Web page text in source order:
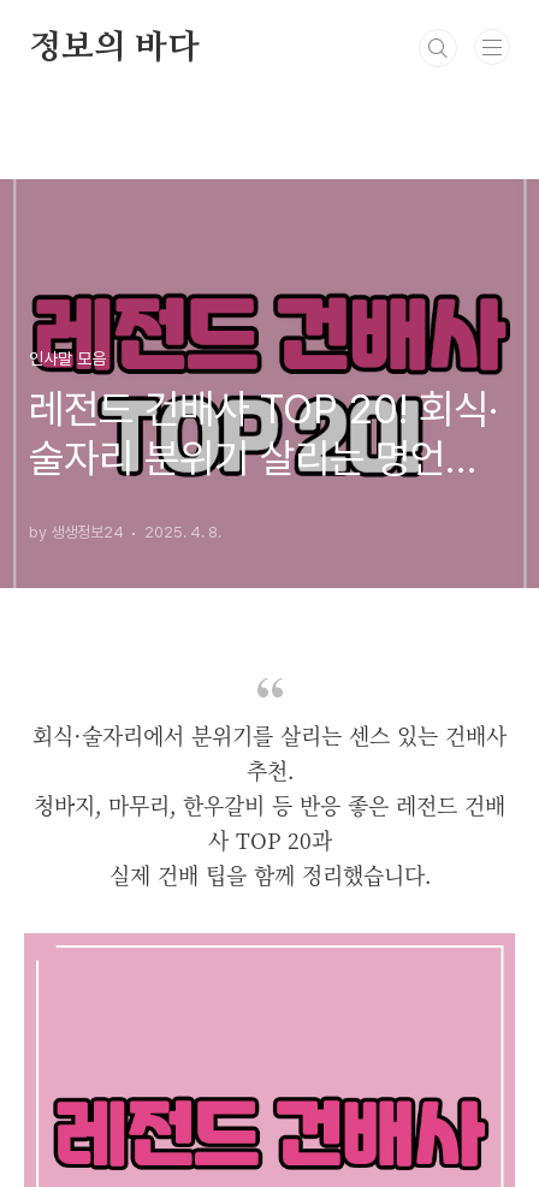
정보의 바다
인사말 모음
레전드 건배사 TOP 20! 회식·
술자리 분위기 살리는 명언급
by 생생정보24 2025. 4. 8.
회식·술자리에서 분위기를 살리는 센스 있는 건배사
추천.
청바지, 마무리, 한우갈비 등 반응 좋은 레전드 건배
사 TOP 20과
실제 건배 팁을 함께 정리했습니다.